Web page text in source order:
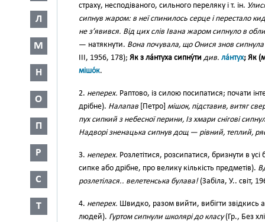
Л
М
Н
О
П
Р
С
Т
страху, несподіваного, сильного переляку і т. ін.
сипнув жаром: в неї спинилось серце і перестало
не з’явився. Від цих слів Івана жаром сипнуло в
— натякнути. Вона почувала, що Онися знов сипнула
III, 1956, 178); Як з ла́нтуха сипну́ти див. ла́нтух; Як
мішо́к.
2. неперех. Раптово, із силою посипатися; почати
дрібне). Налапав [Петро] мішок, підставив, витяг
пух сипкий з небесної перини, Із хмари снігові
Надворі зненацька сипнув дощ — рівний, теплий,
3. неперех. Розлетітися, розсипатися, бризнути в
сипке або дрібне, про велику кількість предметів).
розлетілася.. велетенська булава!(Забіла, У.. світ,
4. неперех. Швидко, разом вийти, вибігти звідкись
людей). Гуртом сипнули школярі до класу(Гр., Без